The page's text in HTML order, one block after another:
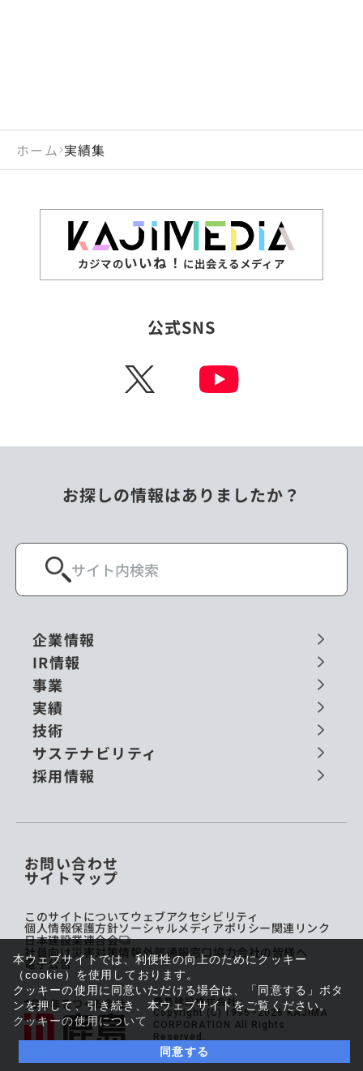
本ウェブサイトでは、利便性の向上のためにクッキー
（cookie）を使用しております。
クッキーの使用に同意いただける場合は、「同意する」ボタ
ンを押して、引き続き、本ウェブサイトをご覧ください。
クッキーの使用について
同意する
ホーム 実績集
カジマのいいね！ に出会えるメディア
公式SNS
X
お探しの情報はありましたか？
企業情報
IR情報
事業
実績
技術
サステナビリティ
採用情報
お問い合わせ
サイトマップ
このサイトについてウェブアクセシビリティ
個人情報保護方針ソーシャルメディアポリシー関連リンク
日本建設業連合会
社員向け災害対策情報外部通報窓口協力会社の皆様へ
電子公告
鹿島建設株式会社
Copyright (C) 1995–2026 KAJIMA
CORPORATION All Rights
Reserved.